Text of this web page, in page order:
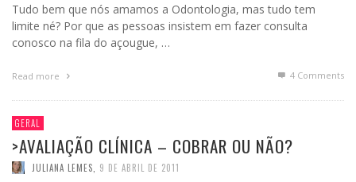
Tudo bem que nós amamos a Odontologia, mas tudo tem
limite né? Por que as pessoas insistem em fazer consulta
conosco na fila do açougue, …
Read more 4 Comments
GERAL
>AVALIAÇÃO CLÍNICA – COBRAR OU NÃO?
JULIANA LEMES 9 DE ABRIL DE 2011